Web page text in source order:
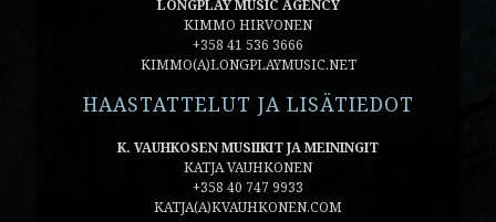
LONGPLAY MUSIC AGENCY
KIMMO HIRVONEN
+358 41 536 3666
KIMMO(A)LONGPLAYMUSIC.NET
HAASTATTELUT JA LISÄTIEDOT
K. VAUHKOSEN MUSIIKIT JA MEININGIT
KATJA VAUHKONEN
+358 40 747 9933
KATJA(A)KVAUHKONEN.COM